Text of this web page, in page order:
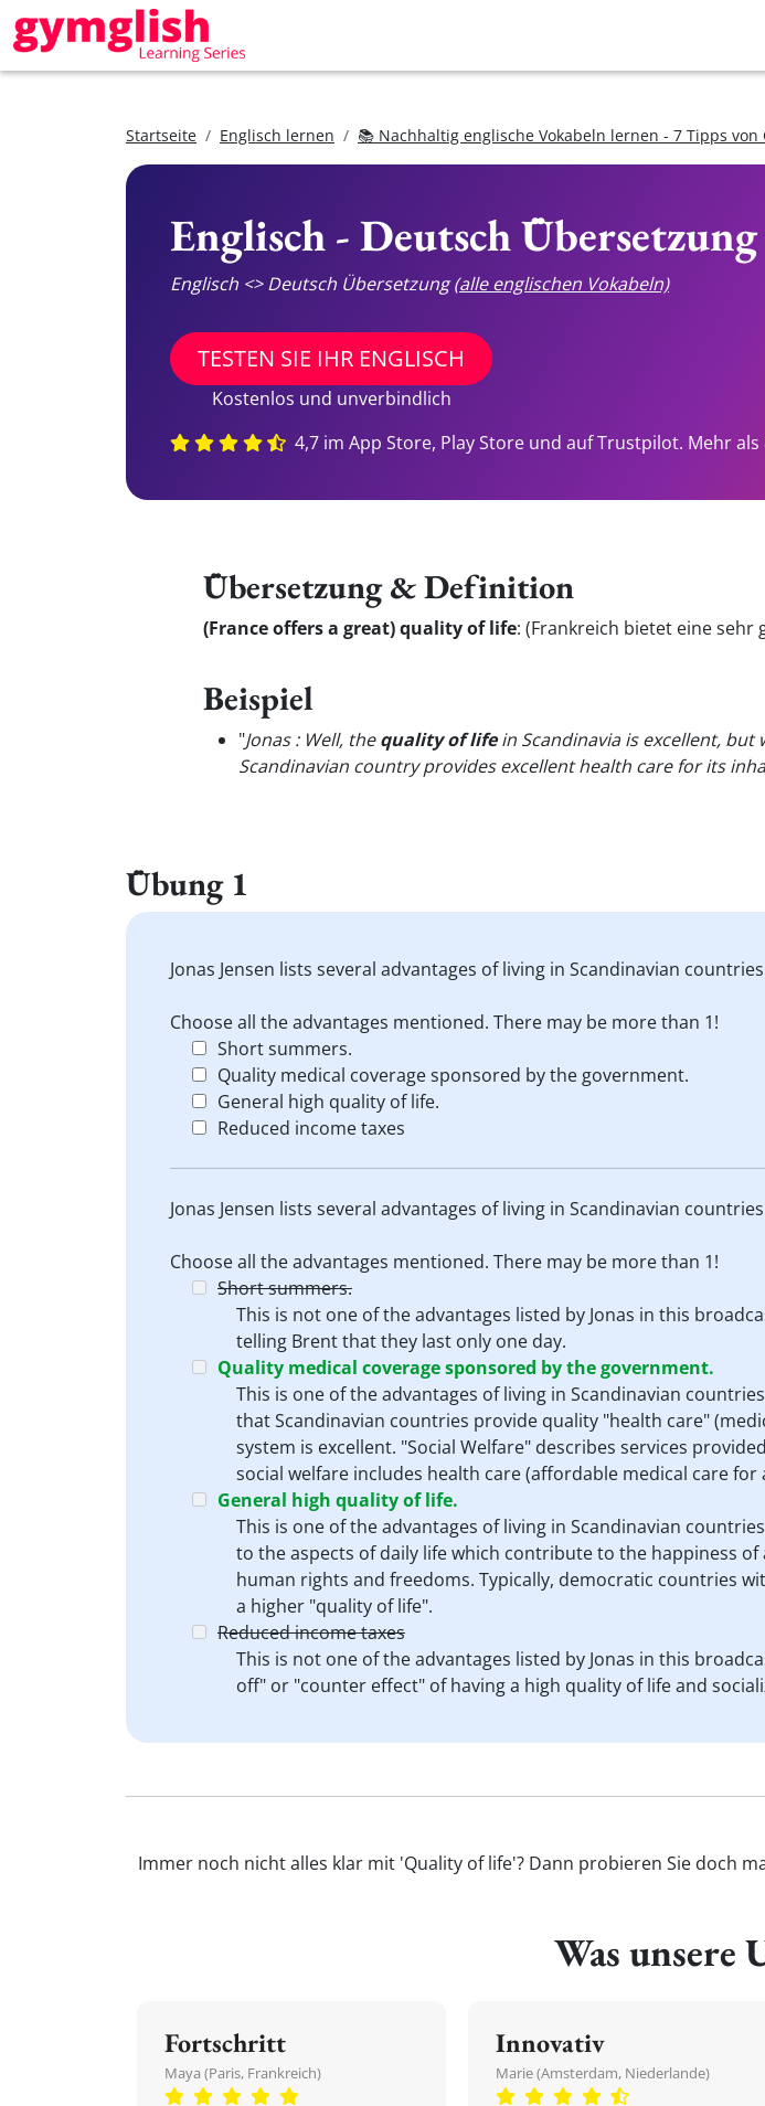
Startseite Englisch lernen 📚 Nachhaltig englische Vokabeln lernen - 7 Tipps von
Englisch - Deutsch
Englisch <> Deutsch Übersetzung(alle englischen Vokabeln)
TESTEN SIE IHR ENGLISCH
Kostenlos und unverbindlich
4,7 im App Store, Play Store und auf Trustpilot. Mehr
Übersetzung & Definition
(France offers a great) quality of life: (Frankreich bietet eine sehr
Beispiel
"Jonas : Well, thequality of lifein Scandinavia is excellent, but
Scandinavian country provides excellent health care for its
Übung 1
Jonas Jensen lists several advantages of living in Scandinavian
Choose all the advantages mentioned. There may be more than 1!
Short summers.
Quality medical coverage sponsored by the government.
General high quality of life.
Reduced income taxes
Jonas Jensen lists several advantages of living in Scandinavian
Choose all the advantages mentioned. There may be more than 1!
Short summers.
This is not one of the advantages listed by Jonas in this
telling Brent that they last only one day.
Quality medical coverage sponsored by the government.
This is one of the advantages of living in Scandinavian
that Scandinavian countries provide quality "health care"
system is excellent. "Social Welfare" describes services
social welfare includes health care (affordable medical care for
General high quality of life.
This is one of the advantages of living in Scandinavian
to the aspects of daily life which contribute to the happiness
human rights and freedoms. Typically, democratic countries
a higher "quality of life".
Reduced income taxes
This is not one of the advantages listed by Jonas in this
off" or "counter effect" of having a high quality of life and
Immer noch nicht alles klar mit 'Quality of life'? Dann probieren Sie doch
Was unsere
Fortschritt
Maya (Paris, Frankreich)
Innovativ
Marie (Amsterdam, Niederlande)